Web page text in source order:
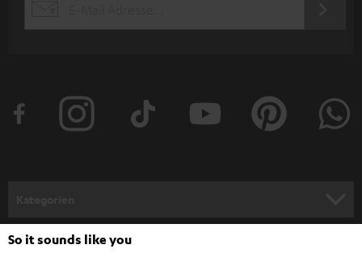
e
e
HEIMKINO
Unternehmen
So it sounds like you